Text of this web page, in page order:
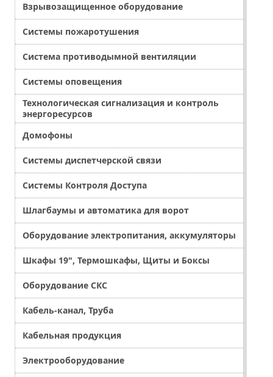
Взрывозащищенное оборудование
Системы пожаротушения
Система противодымной вентиляции
Системы оповещения
Технологическая сигнализация и контроль
энергоресурсов
Домофоны
Системы диспетчерской связи
Системы Контроля Доступа
Шлагбаумы и автоматика для ворот
Оборудование электропитания, аккумуляторы
Шкафы 19", Термошкафы, Щиты и Боксы
Оборудование СКС
Кабель-канал, Труба
Кабельная продукция
Электрооборудование